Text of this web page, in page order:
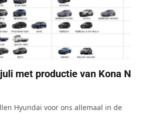
met productie van Kona N
Hyundai voor ons allemaal in de